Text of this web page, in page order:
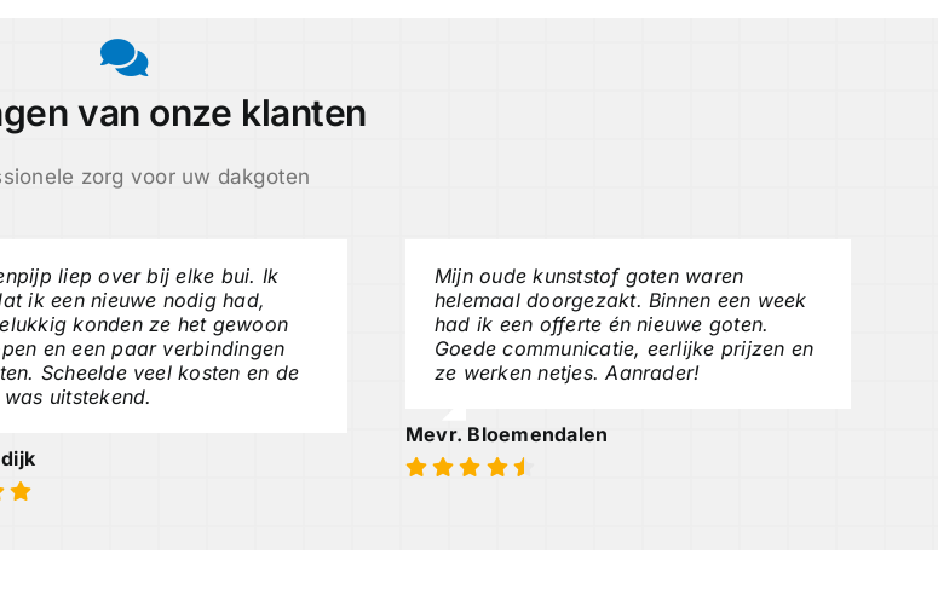
van onze klanten
zorg voor uw dakgoten
liep over bij elke bui. Ik
ik een nieuwe nodig had,
konden ze het gewoon
en een paar verbindingen
Scheelde veel kosten en de
uitstekend.
Mijn oude kunststof goten waren
helemaal doorgezakt. Binnen een week
had ik een offerte én nieuwe goten.
Goede communicatie, eerlijke prijzen en
ze werken netjes. Aanrader!
Mevr. Bloemendalen